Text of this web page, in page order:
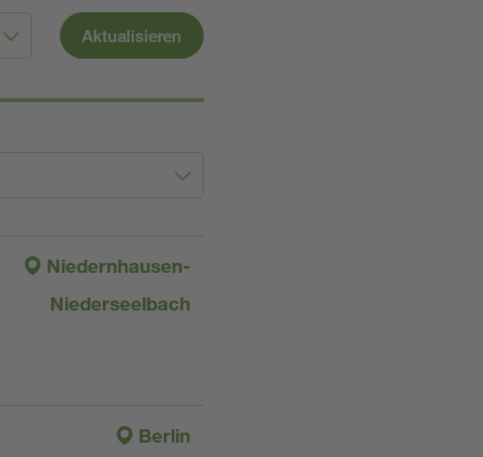
Aktualisieren
Niedernhausen-
Niederseelbach
Berlin